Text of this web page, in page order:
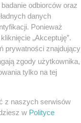
odbiorców oraz
danych
Ponieważ
„Akceptuję”.
prywatności znajdujący
zgody użytkownika,
tylko na tej
z naszych serwisów
w Polityce